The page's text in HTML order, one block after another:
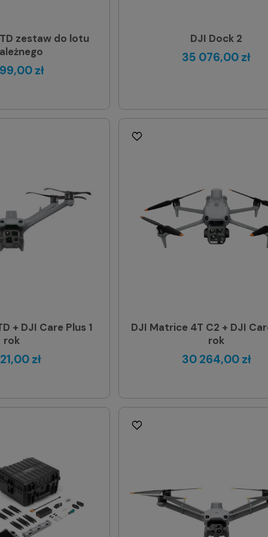
zestaw do lotu
zł
DJI Dock 2
35 076,00 zł
+ DJI Care Plus 1
rok
zł
DJI Matrice 4T C2 + DJI
rok
30 264,00 zł